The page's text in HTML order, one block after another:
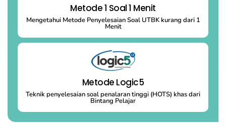
Metode 1 Soal 1 Menit
Mengetahui Metode Penyelesaian Soal UTBK kurang dari 1
Menit
Metode Logic5
Teknik penyelesaian soal penalaran tinggi (HOTS) khas dari
Bintang Pelajar